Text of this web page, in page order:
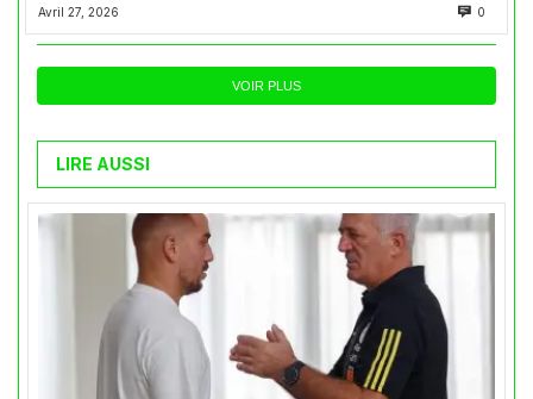
Avril 27, 2026 0
VOIR PLUS
LIRE AUSSI